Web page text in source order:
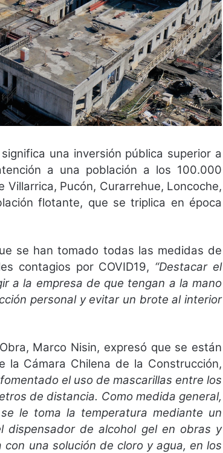
una inversión pública superior a
a una población a los 100.000
Pucón, Curarrehue, Loncoche,
flotante, que se triplica en época
se han tomado todas las medidas de
contagios por COVID19, “Destacar el
a la empresa de que tengan a la mano
personal y evitar un brote al interior
Marco Nisin, expresó que se están
la Cámara Chilena de la Construcción,
el uso de mascarillas entre los
de distancia. Como medida general,
le toma la temperatura mediante un
dispensador de alcohol gel en obras y
una solución de cloro y agua, en los